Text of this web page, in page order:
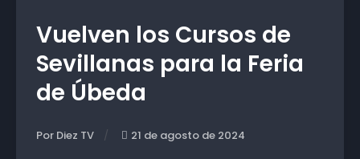
Vuelven los Cursos de
Sevillanas para la Feria
de Úbeda
Por Diez TV 21 de agosto de 2024